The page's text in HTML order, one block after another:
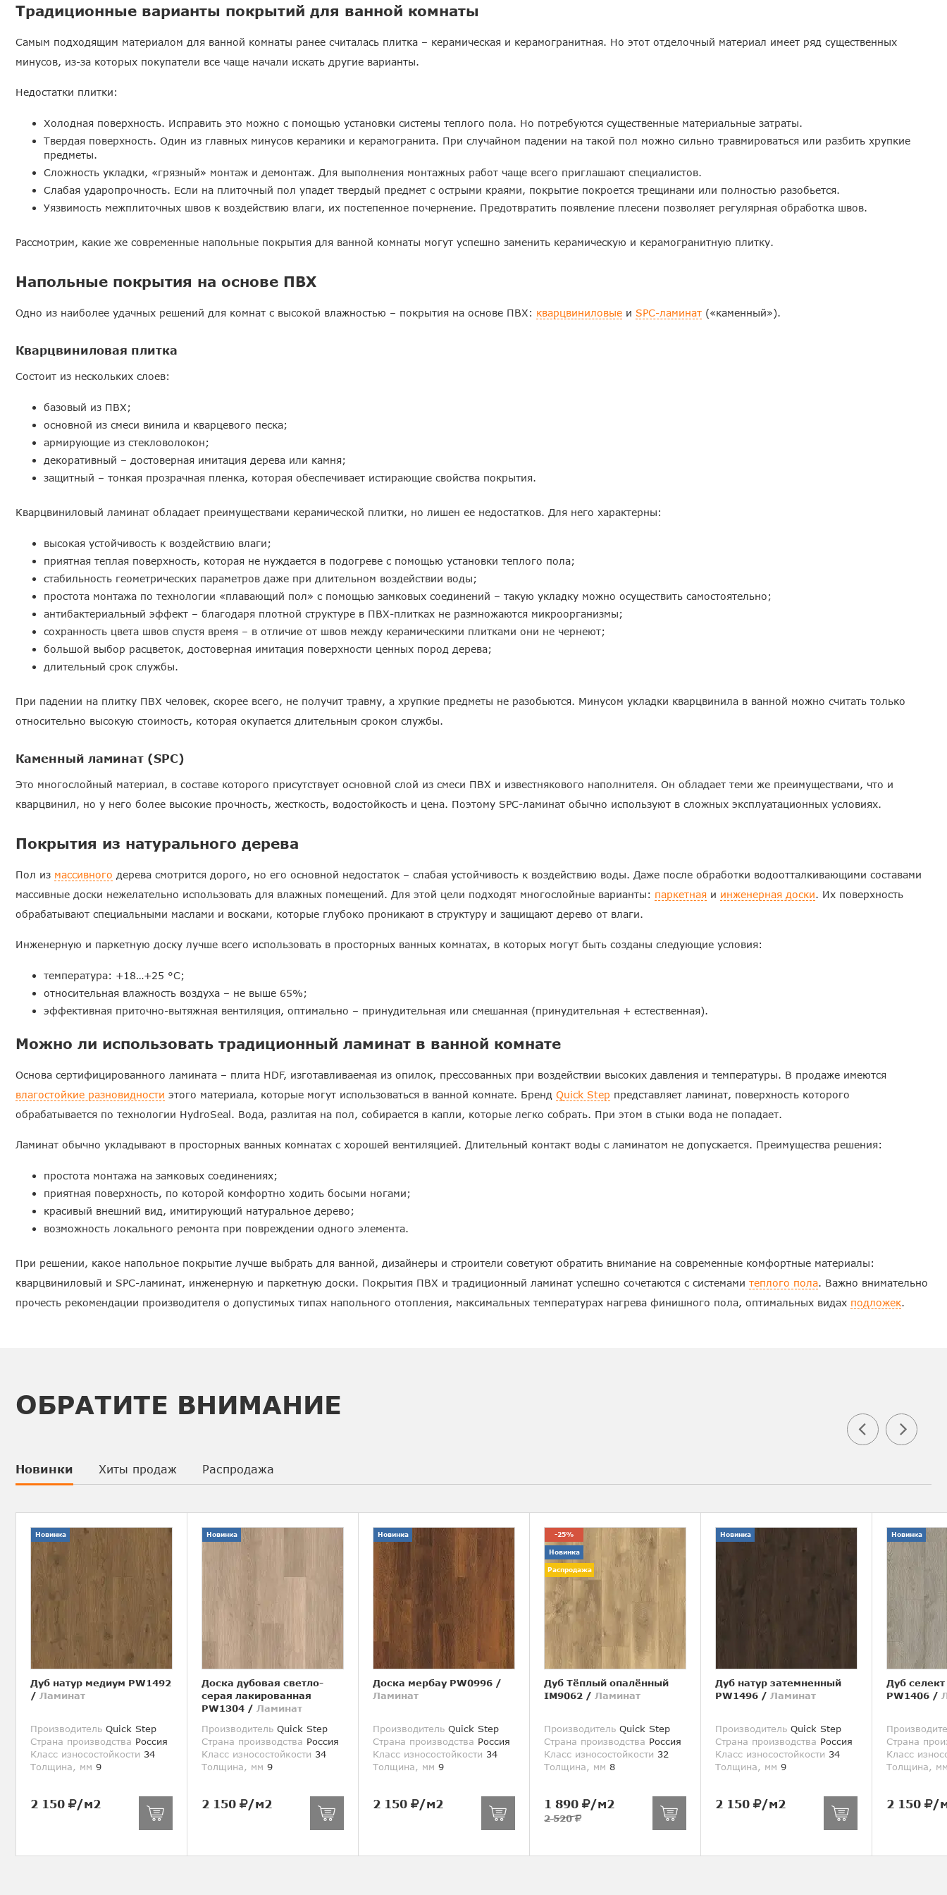
Традиционные варианты покрытий для ванной комнаты
Самым подходящим материалом для ванной комнаты ранее считалась плитка – керамическая и керамогранитная. Но этот отделочный материал имеет ряд существенных
минусов, из-за которых покупатели все чаще начали искать другие варианты.
Недостатки плитки:
Холодная поверхность. Исправить это можно с помощью установки системы теплого пола. Но потребуются существенные материальные затраты.
Твердая поверхность. Один из главных минусов керамики и керамогранита. При случайном падении на такой пол можно сильно травмироваться или разбить хрупкие
предметы.
Сложность укладки, «грязный» монтаж и демонтаж. Для выполнения монтажных работ чаще всего приглашают специалистов.
Слабая ударопрочность. Если на плиточный пол упадет твердый предмет с острыми краями, покрытие покроется трещинами или полностью разобьется.
Уязвимость межплиточных швов к воздействию влаги, их постепенное почернение. Предотвратить появление плесени позволяет регулярная обработка швов.
Рассмотрим, какие же современные напольные покрытия для ванной комнаты могут успешно заменить керамическую и керамогранитную плитку.
Напольные покрытия на основе ПВХ
Одно из наиболее удачных решений для комнат с высокой влажностью – покрытия на основе ПВХ: кварцвиниловые и SPC-ламинат («каменный»).
Кварцвиниловая плитка
Состоит из нескольких слоев:
базовый из ПВХ;
основной из смеси винила и кварцевого песка;
армирующие из стекловолокон;
декоративный – достоверная имитация дерева или камня;
защитный – тонкая прозрачная пленка, которая обеспечивает истирающие свойства покрытия.
Кварцвиниловый ламинат обладает преимуществами керамической плитки, но лишен ее недостатков. Для него характерны:
высокая устойчивость к воздействию влаги;
приятная теплая поверхность, которая не нуждается в подогреве с помощью установки теплого пола;
стабильность геометрических параметров даже при длительном воздействии воды;
простота монтажа по технологии «плавающий пол» с помощью замковых соединений – такую укладку можно осуществить самостоятельно;
антибактериальный эффект – благодаря плотной структуре в ПВХ-плитках не размножаются микроорганизмы;
сохранность цвета швов спустя время – в отличие от швов между керамическими плитками они не чернеют;
большой выбор расцветок, достоверная имитация поверхности ценных пород дерева;
длительный срок службы.
При падении на плитку ПВХ человек, скорее всего, не получит травму, а хрупкие предметы не разобьются. Минусом укладки кварцвинила в ванной можно считать только
относительно высокую стоимость, которая окупается длительным сроком службы.
Каменный ламинат (SPC)
Это многослойный материал, в составе которого присутствует основной слой из смеси ПВХ и известнякового наполнителя. Он обладает теми же преимуществами, что и
кварцвинил, но у него более высокие прочность, жесткость, водостойкость и цена. Поэтому SPC-ламинат обычно используют в сложных эксплуатационных условиях.
Покрытия из натурального дерева
Пол из массивного дерева смотрится дорого, но его основной недостаток – слабая устойчивость к воздействию воды. Даже после обработки водоотталкивающими составами
массивные доски нежелательно использовать для влажных помещений. Для этой цели подходят многослойные варианты: паркетная и инженерная доски. Их поверхность
обрабатывают специальными маслами и восками, которые глубоко проникают в структуру и защищают дерево от влаги.
Инженерную и паркетную доску лучше всего использовать в просторных ванных комнатах, в которых могут быть созданы следующие условия:
температура: +18…+25 °C;
относительная влажность воздуха – не выше 65%;
эффективная приточно-вытяжная вентиляция, оптимально – принудительная или смешанная (принудительная + естественная).
Можно ли использовать традиционный ламинат в ванной комнате
Основа сертифицированного ламината – плита HDF, изготавливаемая из опилок, прессованных при воздействии высоких давления и температуры. В продаже имеются
влагостойкие разновидности этого материала, которые могут использоваться в ванной комнате. Бренд Quick Step представляет ламинат, поверхность которого
обрабатывается по технологии HydroSeal. Вода, разлитая на пол, собирается в капли, которые легко собрать. При этом в стыки вода не попадает.
Ламинат обычно укладывают в просторных ванных комнатах с хорошей вентиляцией. Длительный контакт воды с ламинатом не допускается. Преимущества решения:
простота монтажа на замковых соединениях;
приятная поверхность, по которой комфортно ходить босыми ногами;
красивый внешний вид, имитирующий натуральное дерево;
возможность локального ремонта при повреждении одного элемента.
При решении, какое напольное покрытие лучше выбрать для ванной, дизайнеры и строители советуют обратить внимание на современные комфортные материалы:
кварцвиниловый и SPC-ламинат, инженерную и паркетную доски. Покрытия ПВХ и традиционный ламинат успешно сочетаются с системами теплого пола. Важно внимательно
прочесть рекомендации производителя о допустимых типах напольного отопления, максимальных температурах нагрева финишного пола, оптимальных видах подложек.
ОБРАТИТЕ ВНИМАНИЕ
Новинки Хиты продаж Распродажа
Новинка
Дуб натур медиум PW1492
/ Ламинат
Производитель Quick Step
Страна производства Россия
Класс износостойкости 34
Толщина, мм 9
2 150 /м2
Новинка
Доска дубовая светло-
серая лакированная
PW1304 / Ламинат
Производитель Quick Step
Страна производства Россия
Класс износостойкости 34
Толщина, мм 9
2 150 /м2
Новинка
Доска мербау PW0996 /
Ламинат
Производитель Quick Step
Страна производства Россия
Класс износостойкости 34
Толщина, мм 9
2 150 /м2
-25%
Новинка
Распродажа
Дуб Тёплый опалённый
IM9062 / Ламинат
Производитель Quick Step
Страна производства Россия
Класс износостойкости 32
Толщина, мм 8
1 890 /м2
2 520
Новинка
Дуб натур затемненный
PW1496 / Ламинат
Производитель Quick Step
Страна производства Россия
Класс износостойкости 34
Толщина, мм 9
2 150 /м2
Новинка
Дуб
PW1406 /
Страна
Класс
Толщина,
2 150 /